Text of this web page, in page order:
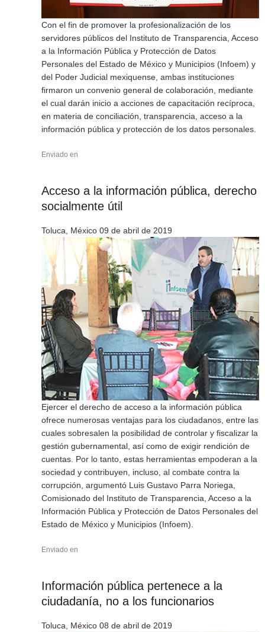
Con el fin de promover la profesionalización de los
servidores públicos del Instituto de Transparencia, Acceso
a la Información Pública y Protección de Datos
Personales del Estado de México y Municipios (Infoem) y
del Poder Judicial mexiquense, ambas instituciones
firmaron un convenio general de colaboración, mediante
el cual darán inicio a acciones de capacitación recíproca,
en materia de conciliación, transparencia, acceso a la
información pública y protección de los datos personales.
Enviado en
Acceso a la información pública, derecho
socialmente útil
Toluca, México 09 de abril de 2019
Ejercer el derecho de acceso a la información pública
ofrece numerosas ventajas para los ciudadanos, entre las
cuales sobresalen la posibilidad de controlar y fiscalizar la
gestión gubernamental, así como de exigir rendición de
cuentas. Por lo tanto, estas herramientas empoderan a la
sociedad y contribuyen, incluso, al combate contra la
corrupción, argumentó Luis Gustavo Parra Noriega,
Comisionado del Instituto de Transparencia, Acceso a la
Información Pública y Protección de Datos Personales del
Estado de México y Municipios (Infoem).
Enviado en
Información pública pertenece a la
ciudadanía, no a los funcionarios
Toluca, México 08 de abril de 2019